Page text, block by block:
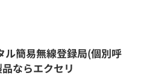
ル簡易無線登録局(個別呼
ならエクセリ